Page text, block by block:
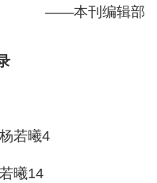
——本刊编辑部
若曦4
曦14